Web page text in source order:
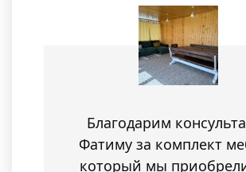
Благодарим
Фатиму за комплект
который мы